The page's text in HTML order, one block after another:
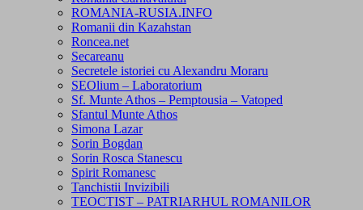
ROMANIA-RUSIA.INFO
Romanii din Kazahstan
Roncea.net
Secareanu
Secretele istoriei cu Alexandru Moraru
SEOlium – Laboratorium
Sf. Munte Athos – Pemptousia – Vatoped
Sfantul Munte Athos
Simona Lazar
Sorin Bogdan
Sorin Rosca Stanescu
Spirit Romanesc
Tanchistii Invizibili
TEOCTIST – PATRIARHUL ROMANILOR